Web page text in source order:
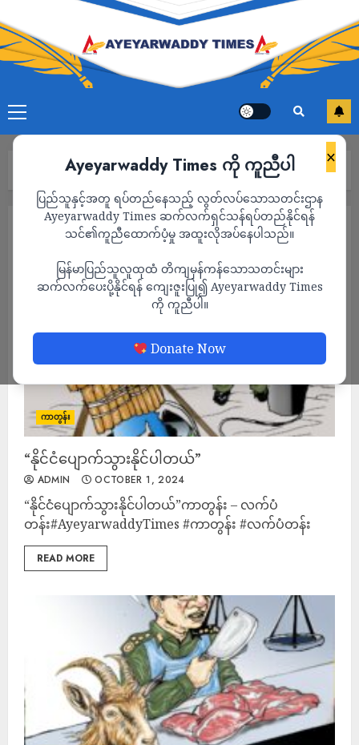
×
Ayeyarwaddy Times ကို ကူညီပါ
ပြည်သူနှင့်အတူ ရပ်တည်နေသည့် လွတ်လပ်သောသတင်းဌာန
Ayeyarwaddy Times ဆက်လက်ရှင်သန်ရပ်တည်နိုင်ရန်
သင်၏ကူညီထောက်ပံ့မှု အထူးလိုအပ်နေပါသည်။
မြန်မာပြည်သူလူထုထံ တိကျမှန်ကန်သောသတင်းများ
ဆက်လက်ပေးပို့နိုင်ရန် ကျေးဇူးပြု၍ Ayeyarwaddy Times
ကို ကူညီပါ။
Donate Now
ကာတွန်း Page 23
ကာတွန်း
ကာတွန်း
“နိုင်ငံပျောက်သွားနိုင်ပါတယ်”
ADMIN OCTOBER 1, 2024
“နိုင်ငံပျောက်သွားနိုင်ပါတယ်”ကာတွန်း – လက်ပံ
တန်း#AyeyarwaddyTimes #ကာတွန်း #လက်ပံတန်း
READ MORE